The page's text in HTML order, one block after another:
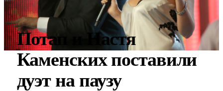
Потап и Настя
Каменских поставили
дуэт на паузу